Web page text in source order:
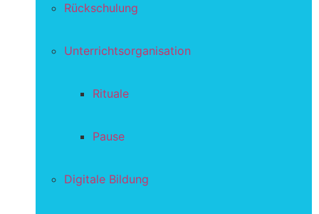
Rückschulung
Unterrichtsorganisation
Rituale
Pause
Digitale Bildung